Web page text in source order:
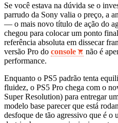
Se você estava na dúvida se o
parrudo da Sony valia o preço, a
— o mais novo título de ação do
chegou para colocar um ponto
referência absoluta em dissecar
versão Pro do console
não é
performance.
Enquanto o PS5 padrão tenta
fluidez, o PS5 Pro chega com o
Super Resolution) para entregar
modelo base parecer que está
desfoque de tão agressivo que é o